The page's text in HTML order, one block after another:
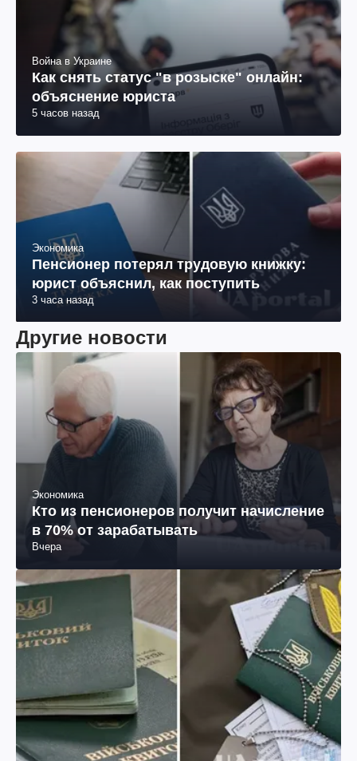
Война в Украине
Как снять статус "в розыске" онлайн:
объяснение юриста
5 часов назад
Экономика
Пенсионер потерял трудовую книжку:
юрист объяснил, как поступить
3 часа назад
Другие новости
Экономика
Кто из пенсионеров получит начисление
в 70% от зарабатывать
Вчера